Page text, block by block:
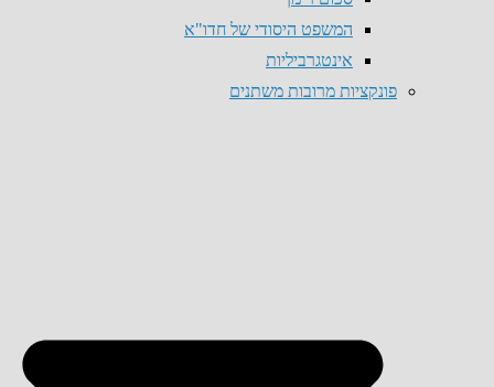
המשפט היסודי של חדו"א
אינטגרביליות
פונקציות מרובות משתנים